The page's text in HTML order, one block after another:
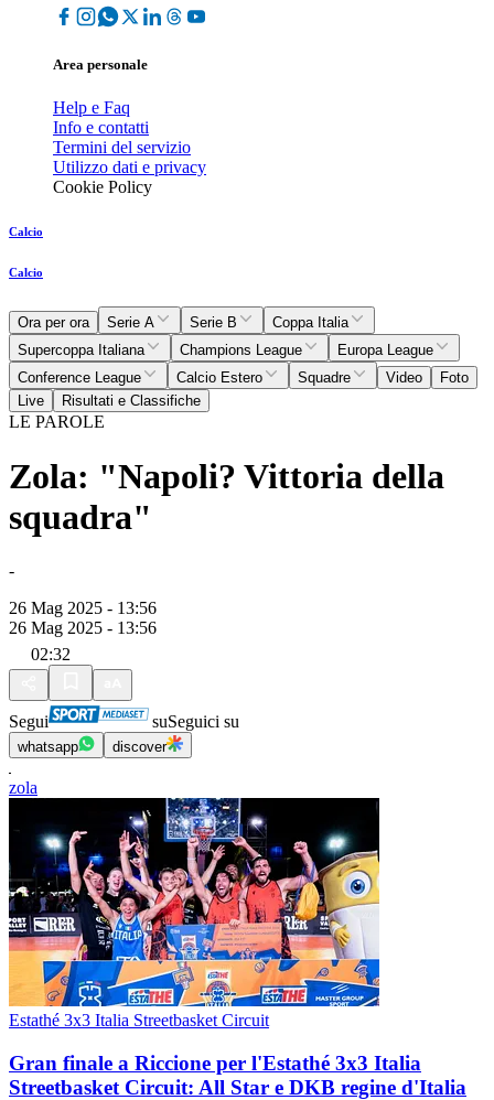
Area personale
Help e Faq
Info e contatti
Termini del servizio
Utilizzo dati e privacy
Cookie Policy
Calcio
Calcio
Ora per ora Serie A Serie B
Coppa Italia
Supercoppa Italiana
Champions League
Europa League
Conference League
Calcio Estero Squadre Video
Foto
Live
Risultati e Classifiche
LE PAROLE
Zola: "Napoli? Vittoria della
squadra"
-
26 Mag 2025 - 13:56
26 Mag 2025 - 13:56
02:32
Segui suSeguici su
whatsapp discover
zola
Estathé 3x3 Italia Streetbasket Circuit
Gran finale a Riccione per l'Estathé 3x3 Italia
Streetbasket Circuit: All Star e DKB regine d'Italia